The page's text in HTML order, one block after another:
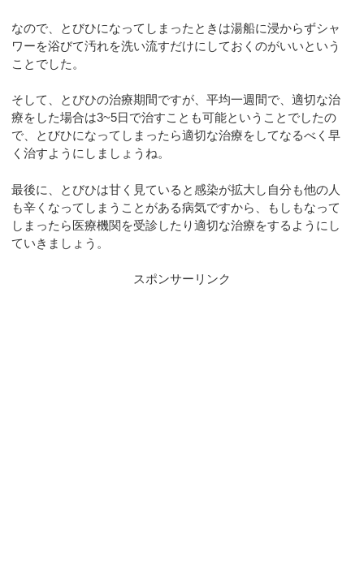
なので、とびひになってしまったときは湯船に浸からずシャ
ワーを浴びて汚れを洗い流すだけにしておくのがいいという
ことでした。
そして、とびひの治療期間ですが、平均一週間で、適切な治
療をした場合は3~5日で治すことも可能ということでしたの
で、とびひになってしまったら適切な治療をしてなるべく早
く治すようにしましょうね。
最後に、とびひは甘く見ていると感染が拡大し自分も他の人
も辛くなってしまうことがある病気ですから、もしもなって
しまったら医療機関を受診したり適切な治療をするようにし
ていきましょう。
スポンサーリンク